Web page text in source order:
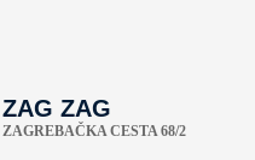
ZAG ZAG
ZAGREBAČKA CESTA 68/2